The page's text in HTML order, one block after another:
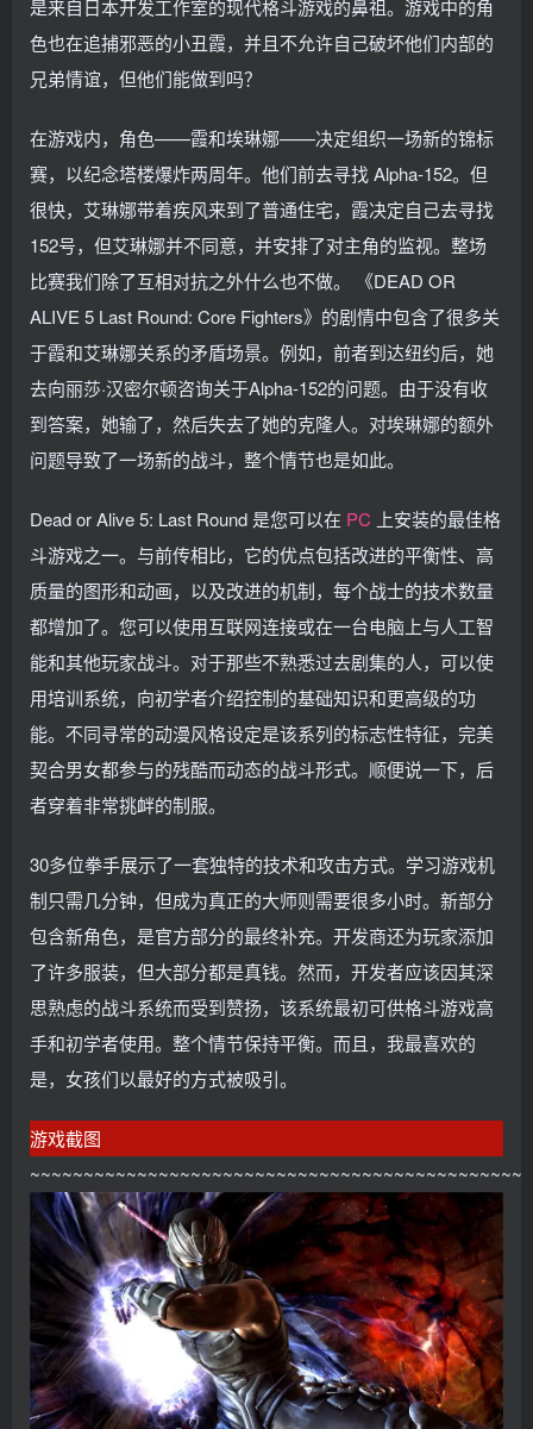
是来自日本开发工作室的现代格斗游戏的鼻祖。游戏中的角
色也在追捕邪恶的小丑霞，并且不允许自己破坏他们内部的
兄弟情谊，但他们能做到吗？
在游戏内，角色——霞和埃琳娜——决定组织一场新的锦标
赛，以纪念塔楼爆炸两周年。他们前去寻找 Alpha-152。但
很快，艾琳娜带着疾风来到了普通住宅，霞决定自己去寻找
152号，但艾琳娜并不同意，并安排了对主角的监视。整场
比赛我们除了互相对抗之外什么也不做。 《DEAD OR
ALIVE 5 Last Round: Core Fighters》的剧情中包含了很多关
于霞和艾琳娜关系的矛盾场景。例如，前者到达纽约后，她
去向丽莎·汉密尔顿咨询关于Alpha-152的问题。由于没有收
到答案，她输了，然后失去了她的克隆人。对埃琳娜的额外
问题导致了一场新的战斗，整个情节也是如此。
Dead or Alive 5: Last Round 是您可以在 PC 上安装的最佳格
斗游戏之一。与前传相比，它的优点包括改进的平衡性、高
质量的图形和动画，以及改进的机制，每个战士的技术数量
都增加了。您可以使用互联网连接或在一台电脑上与人工智
能和其他玩家战斗。对于那些不熟悉过去剧集的人，可以使
用培训系统，向初学者介绍控制的基础知识和更高级的功
能。不同寻常的动漫风格设定是该系列的标志性特征，完美
契合男女都参与的残酷而动态的战斗形式。顺便说一下，后
者穿着非常挑衅的制服。
30多位拳手展示了一套独特的技术和攻击方式。学习游戏机
制只需几分钟，但成为真正的大师则需要很多小时。新部分
包含新角色，是官方部分的最终补充。开发商还为玩家添加
了许多服装，但大部分都是真钱。然而，开发者应该因其深
思熟虑的战斗系统而受到赞扬，该系统最初可供格斗游戏高
手和初学者使用。整个情节保持平衡。而且，我最喜欢的
是，女孩们以最好的方式被吸引。
游戏截图